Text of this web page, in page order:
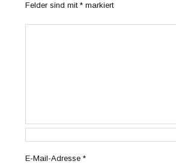
Felder sind mit* markiert
E-Mail-Adresse*